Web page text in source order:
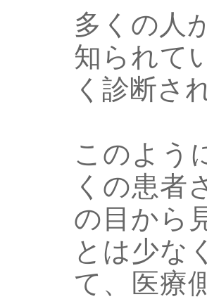
多くの人
知られて
く診断さ
このよう
くの患者
の目から
とは少な
て、医療